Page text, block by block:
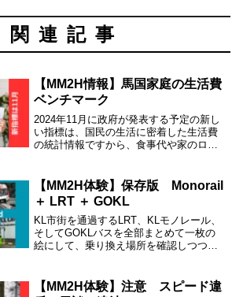
関連記事
【MM2H情報】馬国家庭の生活費
ベンチマーク
2024年11月に政府が発表する予定の新し
い指標は、国民の生活に密着した生活費
の統計情報ですから、食事代や家のロー
わかるようになります。
【MM2H体験】保存版 Monorail
＋ LRT ＋ GOKL
KL市街を通過するLRT、KLモノレール、
そしてGOKLバスを全部まとめて一枚の
絵にして、乗り換え場所を確認しつつ、
す。
【MM2H体験】注意 スピード違